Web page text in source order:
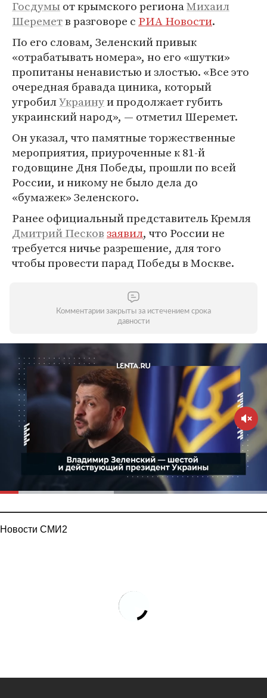
Госдумыот крымского регионаМихаил
Шереметв разговоре с РИА Новости.
По его словам, Зеленский привык
«отрабатывать номера», но его «шутки»
пропитаны ненавистью и злостью. «Все это
очередная бравада циника, который
угробилУкраинуи продолжает губить
украинский народ», — отметил Шеремет.
Он указал, что памятные торжественные
мероприятия, приуроченные к 81-й
годовщине Дня Победы, прошли по всей
России, и никому не было дела до
«бумажек» Зеленского.
Ранее официальный представитель Кремля
Дмитрий Песковзаявил, что России не
требуется ничье разрешение, для того
чтобы провести парад Победы в Москве.
Комментарии закрыты за истечением срока
давности
Новости СМИ2